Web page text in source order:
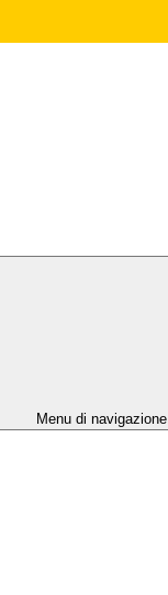
Menu di navigazione